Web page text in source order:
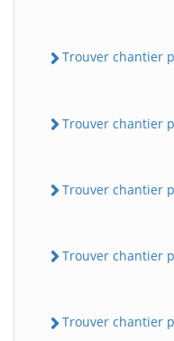
Trouver chantier
Trouver chantier
Trouver chantier
Trouver chantier
Trouver chantier